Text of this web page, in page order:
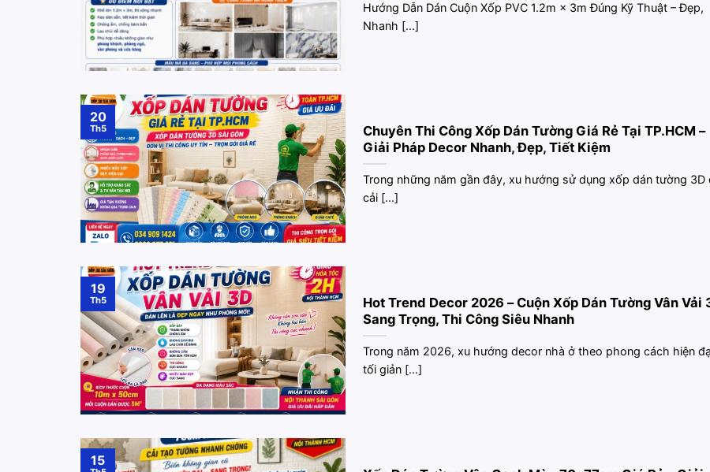
Hướng Dẫn Dán Cuộn Xốp PVC 1.2m × 3m Đúng Kỹ Thuật – Đẹp,
Nhanh [...]
Chuyên Thi Công Xốp Dán Tường Giá Rẻ Tại TP.HCM –
Giải Pháp Decor Nhanh, Đẹp, Tiết Kiệm
Trong những năm gần đây, xu hướng sử dụng xốp dán tường 3D
cải [...]
20
Th5
Hot Trend Decor 2026 – Cuộn Xốp Dán Tường Vân Vải
Sang Trọng, Thi Công Siêu Nhanh
Trong năm 2026, xu hướng decor nhà ở theo phong cách hiện
tối giản [...]
19
Th5
15